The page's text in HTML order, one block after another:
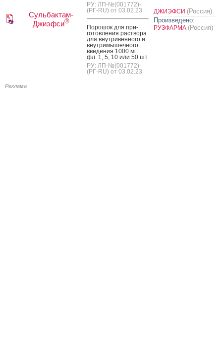
Сульбактам-
Джиэфси®
РУ: ЛП-№(001772)-
(РГ-RU) от 03.02.23
По­рошок для при­
готов­ле­ния рас­тво­ра
для внут­ри­вен­но­го и
внут­ри­мышеч­но­го
вве­дения 1000 мг:
фл. 1, 5, 10 или 50 шт.
РУ: ЛП-№(001772)-
(РГ-RU) от 03.02.23
ДЖИЭФСИ (Россия)
Произведено:
РУЗФАРМА (Россия)
Реклама